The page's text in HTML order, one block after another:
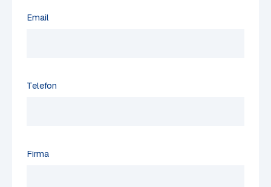
Email
Telefon
Firma